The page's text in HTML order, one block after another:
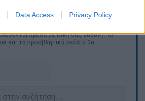
Data Access Privacy Policy
άμεσα με δική σας ευθύνη. Το
και τα προσβλητικά σχόλια θα